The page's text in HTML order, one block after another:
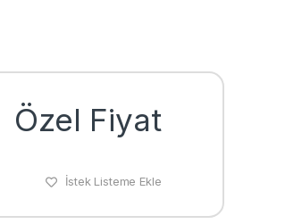
Özel Fiyat
İstek Listeme Ekle